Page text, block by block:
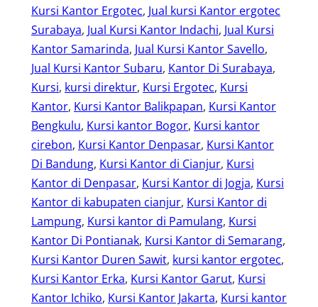
Kursi Kantor Ergotec, Jual kursi Kantor ergotec
Surabaya, Jual Kursi Kantor Indachi, Jual Kursi
Kantor Samarinda, Jual Kursi Kantor Savello
Jual Kursi Kantor Subaru, Kantor Di Surabaya
Kursi, kursi direktur, Kursi Ergotec, Kursi
Kantor, Kursi Kantor Balikpapan, Kursi Kantor
Bengkulu, Kursi kantor Bogor, Kursi kantor
cirebon, Kursi Kantor Denpasar, Kursi Kantor
Di Bandung, Kursi Kantor di Cianjur, Kursi
Kantor di Denpasar, Kursi Kantor di Jogja, Kursi
Kantor di kabupaten cianjur, Kursi Kantor di
Lampung, Kursi kantor di Pamulang, Kursi
Kantor Di Pontianak, Kursi Kantor di Semarang
Kursi Kantor Duren Sawit, kursi kantor ergotec
Kursi Kantor Erka, Kursi Kantor Garut, Kursi
Kantor Ichiko, Kursi Kantor Jakarta, Kursi kantor